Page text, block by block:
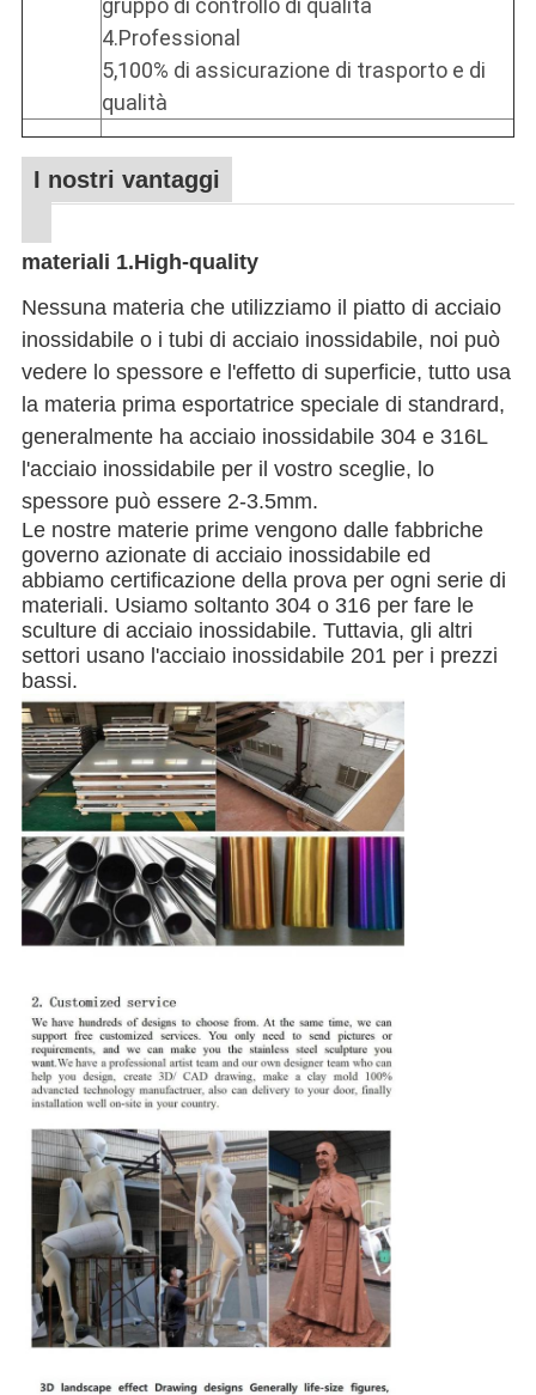
gruppo di controllo di qualità
4.Professional
5,100% di assicurazione di trasporto e di
qualità
I nostri vantaggi
materiali 1.High-quality
Nessuna materia che utilizziamo il piatto di acciaio
inossidabile o i tubi di acciaio inossidabile, noi può
vedere lo spessore e l'effetto di superficie, tutto usa
la materia prima esportatrice speciale di standrard,
generalmente ha acciaio inossidabile 304 e 316L
l'acciaio inossidabile per il vostro sceglie, lo
spessore può essere 2-3.5mm.
Le nostre materie prime vengono dalle fabbriche
governo azionate di acciaio inossidabile ed
abbiamo certificazione della prova per ogni serie di
materiali. Usiamo soltanto 304 o 316 per fare le
sculture di acciaio inossidabile. Tuttavia, gli altri
settori usano l'acciaio inossidabile 201 per i prezzi
bassi.